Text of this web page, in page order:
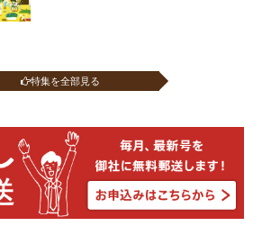
特集を全部見る